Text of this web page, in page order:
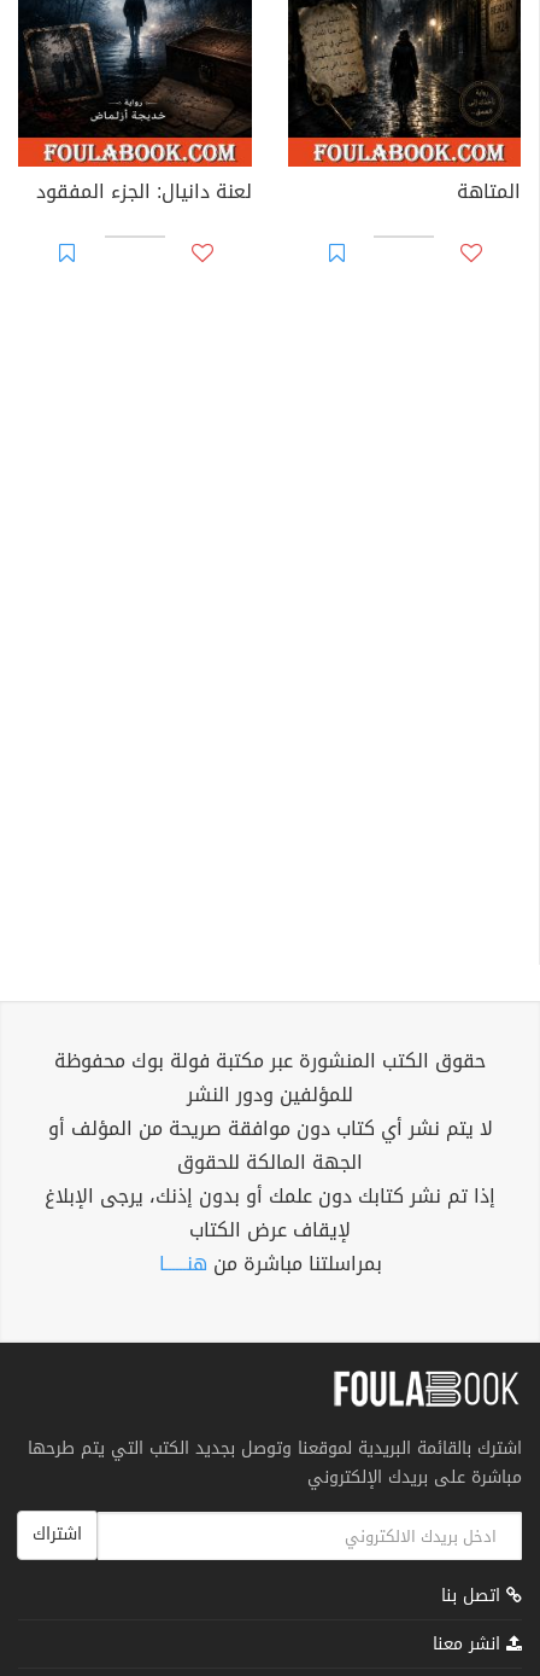
المتاهة لعنة دانيال: الجزء المفقود
حقوق الكتب المنشورة عبر مكتبة فولة بوك محفوظة
للمؤلفين ودور النشر
لا يتم نشر أي كتاب دون موافقة صريحة من المؤلف أو
الجهة المالكة للحقوق
إذا تم نشر كتابك دون علمك أو بدون إذنك، يرجى الإبلاغ
لإيقاف عرض الكتاب
بمراسلتنا مباشرة من هنــــــا
اشترك بالقائمة البريدية لموقعنا وتوصل بجديد الكتب التي يتم طرحها
مباشرة على بريدك الإلكتروني
اشتراك
اتصل بنا
انشر معنا